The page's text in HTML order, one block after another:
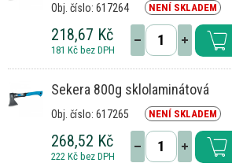
Obj. číslo: 617264 NENÍ SKLADEM
218,67 Kč
181 Kč bez DPH
Sekera 800g sklolaminátová
Obj. číslo: 617265 NENÍ SKLADEM
268,52 Kč
222 Kč bez DPH